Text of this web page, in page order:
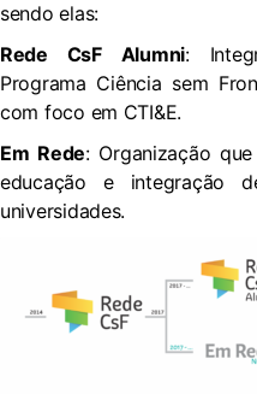
sendo elas:
Rede CsF Alumni:
Programa Ciência sem
com foco em CTI&E.
Em Rede: Organização
educação e integração
universidades.